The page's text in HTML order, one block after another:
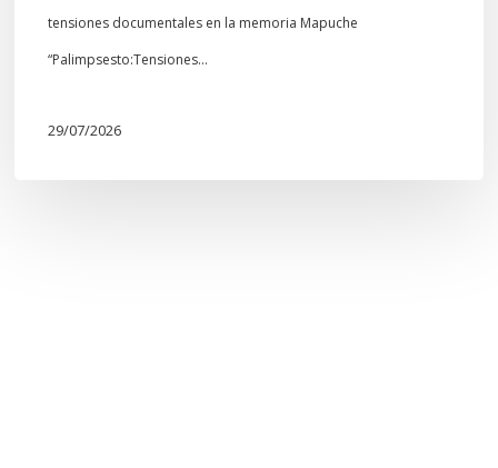
tensiones documentales en la memoria Mapuche
“Palimpsesto:Tensiones…
29/07/2026